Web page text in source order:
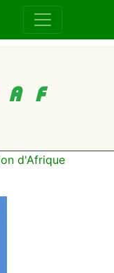
d'Afrique